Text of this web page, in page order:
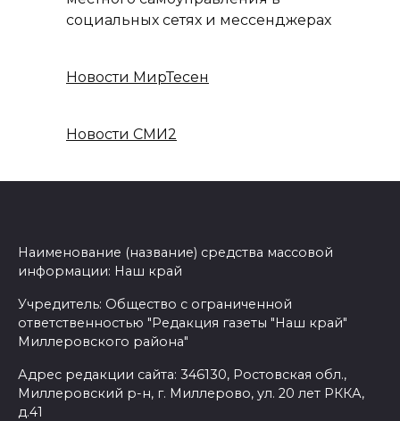
социальных сетях и мессенджерах
Новости МирТесен
Новости СМИ2
Наименование (название) средства массовой
информации: Наш край
Учредитель: Общество с ограниченной
ответственностью "Редакция газеты "Наш край"
Миллеровского района"
Адрес редакции сайта: 346130, Ростовская обл.,
Миллеровский р-н, г. Миллерово, ул. 20 лет РККА,
д.41